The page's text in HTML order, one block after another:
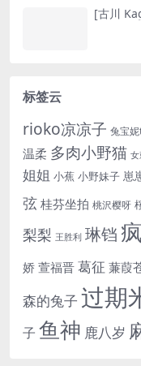
[古川
标签云
rioko凉凉子 兔宝
温柔 多肉小野猫
姐姐 小蕉 小野妹子 崽
弦 桂芬坐拍 桃沢樱呀
梨梨 王胜利 琳铛
娇 萱福晋葛征 蒹葭
森的兔子 过期
子 鱼神 鹿八岁